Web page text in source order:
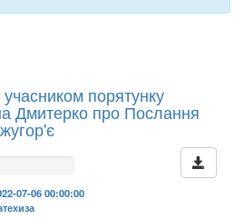
порятунку
Дмитерко про Послання
07-06 00:00:00